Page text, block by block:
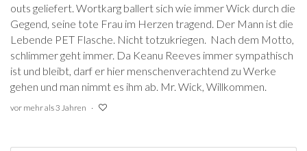
outs geliefert. Wortkarg ballert sich wie immer Wick durch die
Gegend, seine tote Frau im Herzen tragend. Der Mann ist die
Lebende PET Flasche. Nicht totzukriegen. Nach dem Motto,
schlimmer geht immer. Da Keanu Reeves immer sympathisch
ist und bleibt, darf er hier menschenverachtend zu Werke
gehen und man nimmt es ihm ab. Mr. Wick, Willkommen.
vor mehr als 3 Jahren